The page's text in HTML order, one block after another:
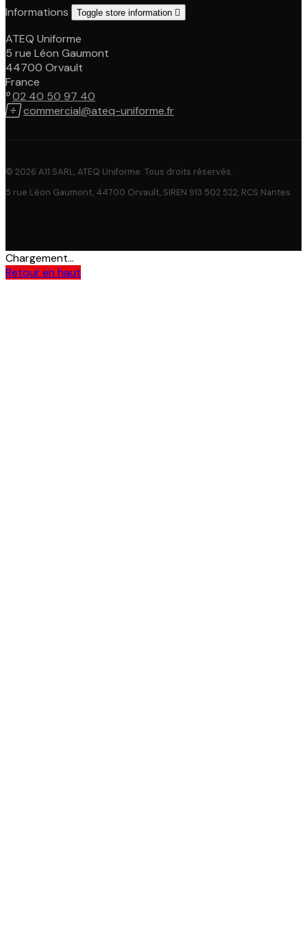
Informations
Toggle store information 
ATEQ Uniforme
5 rue Léon Gaumont
44700 Orvault
France
02 40 50 97 40
commercial@ateq-uniforme.fr
© 2026 A11 SARL, ATEQ Uniforme. Tous droits réservés.
5 rue Léon Gaumont, 44700 Orvault, SIREN 913 502 522, RCS Nantes
Chargement...
Retour en haut